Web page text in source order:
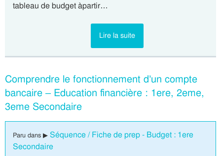
tableau de budget àpartir…
Lire la suite
Comprendre le fonctionnement d’un compte
bancaire – Education financière : 1ere, 2eme,
3eme Secondaire
Paru dans ▶ Séquence / Fiche de prep - Budget : 1ere
Secondaire